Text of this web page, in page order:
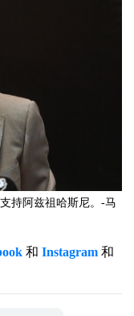
持阿兹祖哈斯尼。-马
和 Instagram 和